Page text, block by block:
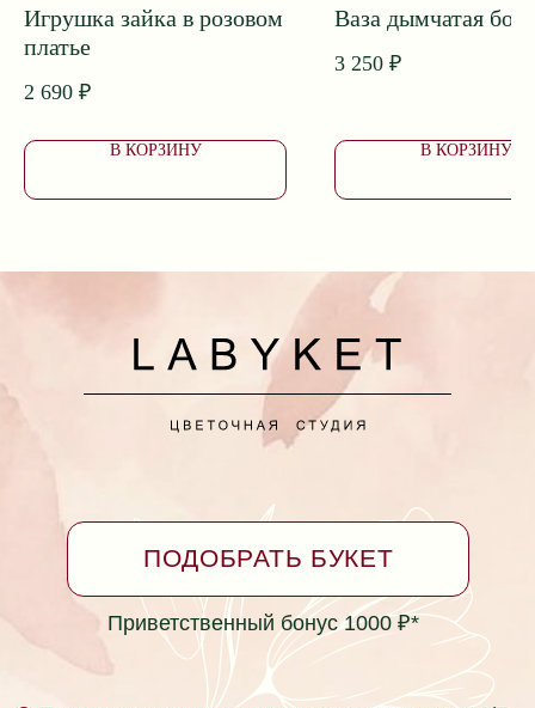
Игрушка зайка в розовом
платье
2 690 ₽
В КОРЗИНУ
Ваза дымчатая
3 250 ₽
В КОРЗИНУ
Не является публичной офертой
Политика в отношении обработки персональных
данных
Согласие на обработку персональных данных
Приветственный бонус 1000 ₽*
Принимаем заказы и поддержка клиентов 24/7
Собираем букеты с 8:00 до 20:00
Коммунаров, 26
+7 (928) 334-99-39
Принимаем заказы круглосуточно